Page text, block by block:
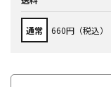
通常 660円（税込）